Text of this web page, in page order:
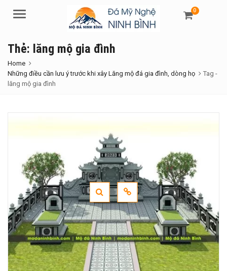
Menu
0
Thẻ: lăng mộ gia đình
Home
Những điều cần lưu ý trước khi xây Lăng mộ đá gia đình, dòng họ
Tag -
lăng mộ gia đình